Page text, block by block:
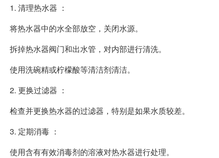
1. 清理热水器 ：
将热水器中的水全部放空，关闭水源。
拆掉热水器阀门和出水管，对内部进行清洗。
使用洗碗精或柠檬酸等清洁剂清洁。
2. 更换过滤器 ：
检查并更换热水器的过滤器，特别是如果水质较差。
3. 定期消毒 ：
使用含有有效消毒剂的溶液对热水器进行处理。